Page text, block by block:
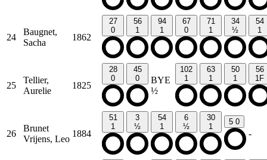
24
Baugnet,
Sacha
1862
27
0
56
1
94
1
67
0
71
1
34
½
54
1
25
Tellier,
Aurelie
1825
28
0
45
0
BYE
½
102
1
63
1
50
1
56
1F
26
Brunet
Vrijens, Leo
1884
51
1
3
½
54
1
6
½
30
1
5 0
-